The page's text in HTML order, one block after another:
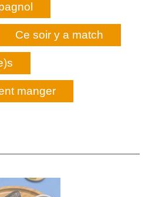
Ce soir y a match
manger